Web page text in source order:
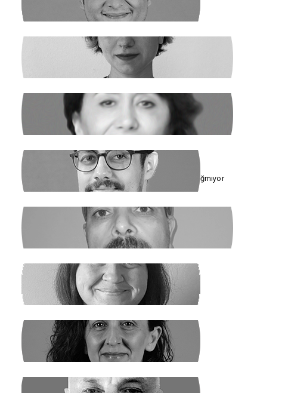
Dünya Çapında
ILGIN GÜRSES
Açlık ve Diğer "Çözülemez" Sorunlar
RUKİYE LEYLA SÜREN
Cumhur İttifakı’nın Hedefi: Kadınlar
ÇAĞDAŞ SİNAN DAĞ
Toplumun Enerjisi Rejimin Çuvalına Sığmıyor
GHADER ANARİ
Ne Şeyh, Ne Şah
SANEM DENİZ KURAL
Yaz Yaz Listeye Bizi De Yaz
SİBEL UZUN
Yasak Tanımadılar